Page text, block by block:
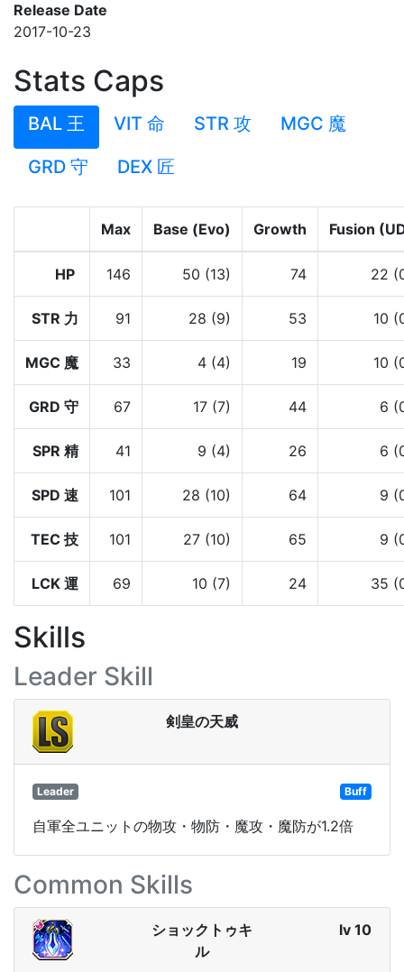
Release Date
2017-10-23
Stats Caps
BAL 王 VIT 命 STR 攻
MGC 魔
GRD 守
DEX 匠
Max Base (Evo) Growth Fusion
HP 146 50 (13) 74 22
STR 力 91 28 (9) 53 10
MGC 魔 33 4 (4) 19 10
GRD 守 67 17 (7) 44 6
SPR 精 41 9 (4) 26 6
SPD 速 101 28 (10) 64 9
TEC 技 101 27 (10) 65 9
LCK 運 69 10 (7) 24 35
Skills
Leader Skill
剣皇の天威
Leader Buff
自軍全ユニットの物攻・物防・魔攻・魔防が1.2倍
Common Skills
ショックトゥキ
ル
lv 10